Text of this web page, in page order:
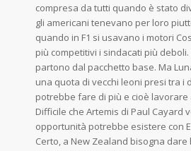
compresa da tutti quando è stato
gli americani tenevano per loro
quando in F1 si usavano i motori
più competitivi i sindacati più
partono dal pacchetto base. Ma
una quota di vecchi leoni presi tra i
potrebbe fare di più e cioè
Difficile che Artemis di Paul
opportunità potrebbe esistere con
Certo, a New Zealand bisogna